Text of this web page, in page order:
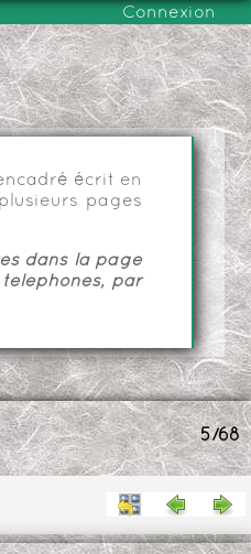
Connexion
écrit en
pages
dans la page
par
5/68